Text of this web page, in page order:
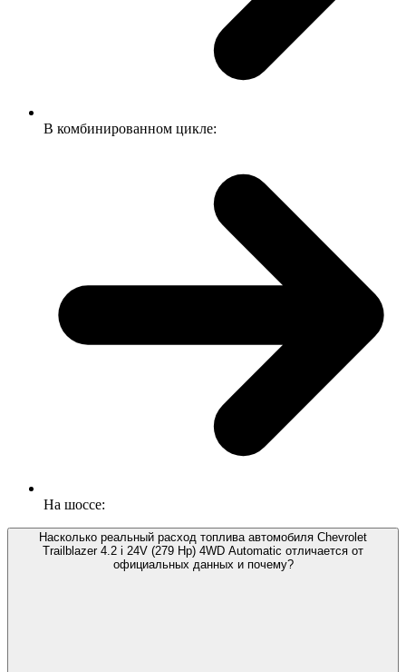
В комбинированном цикле:
На шоссе:
Насколько реальный расход топлива автомобиля Chevrolet
Trailblazer 4.2 i 24V (279 Hp) 4WD Automatic отличается от
официальных данных и почему?